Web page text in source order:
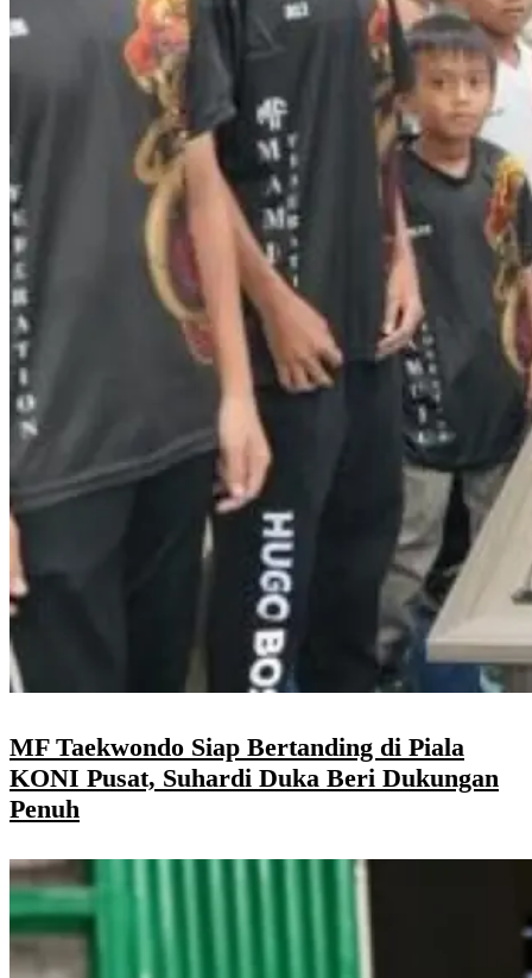
MF Taekwondo Siap Bertanding di Piala
KONI Pusat, Suhardi Duka Beri Dukungan
Penuh